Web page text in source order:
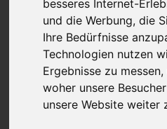
besseres Internet-
und die Werbung, die
Ihre Bedürfnisse
Technologien nutzen
Ergebnisse zu
woher unsere
unsere Website weiter
bei
DIE NEUE
kein Versand - nur